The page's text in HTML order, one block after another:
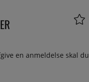
en anmeldelse skal du